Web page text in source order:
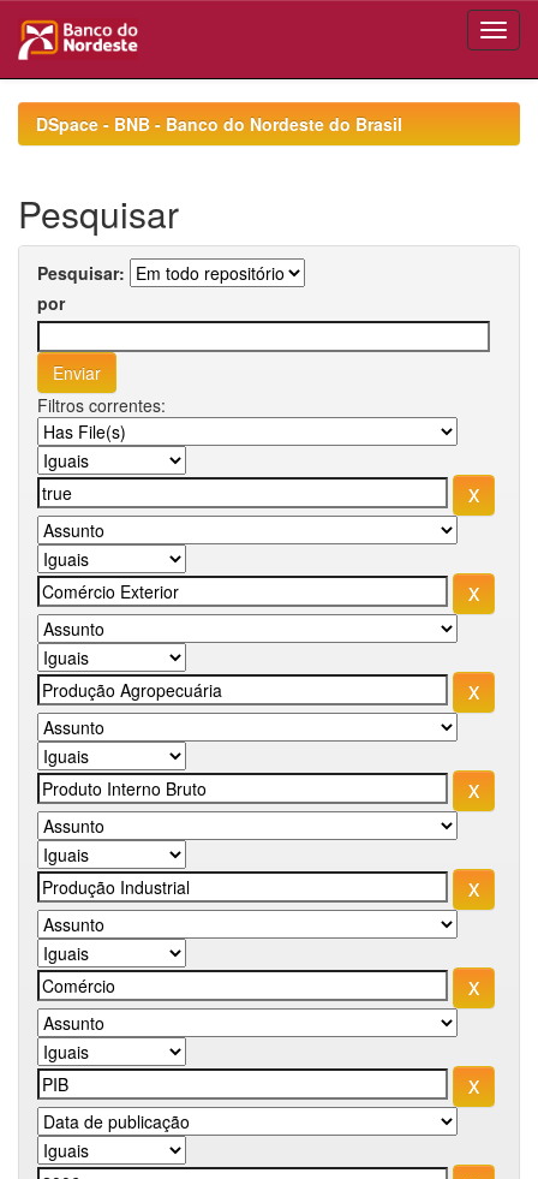
navigationDSpace - BNB - Banco do Nordeste do Brasil
Pesquisar
Pesquisar:
por
Filtros correntes: